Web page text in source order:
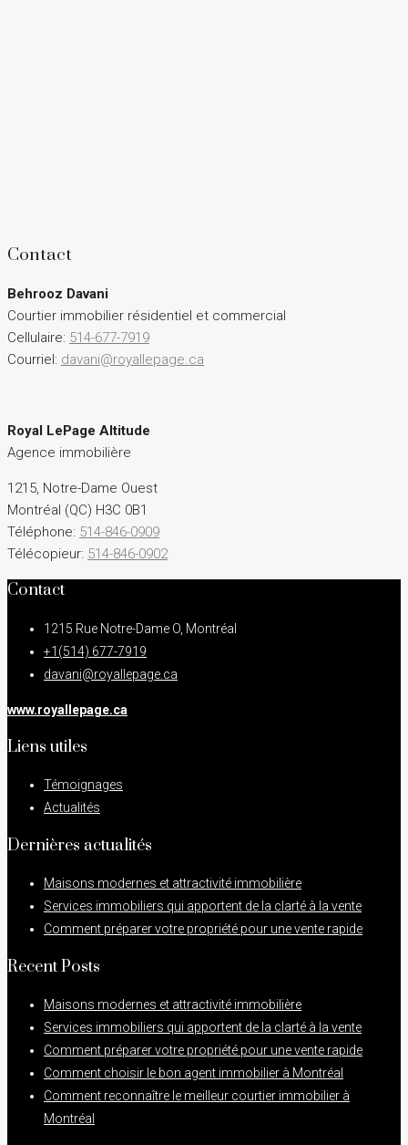
Contact
Behrooz Davani
Courtier immobilier résidentiel et commercial
Cellulaire: 514-677-7919
Courriel: davani@royallepage.ca
Royal LePage Altitude
Agence immobilière
1215, Notre-Dame Ouest
Montréal (QC) H3C 0B1
Téléphone: 514-846-0909
Télécopieur: 514-846-0902
Contact
1215 Rue Notre-Dame O, Montréal
+1(514) 677-7919
davani@royallepage.ca
www.royallepage.ca
Liens utiles
Témoignages
Actualités
Dernières actualités
Maisons modernes et attractivité immobilière
Services immobiliers qui apportent de la clarté à la vente
Comment préparer votre propriété pour une vente rapide
Recent Posts
Maisons modernes et attractivité immobilière
Services immobiliers qui apportent de la clarté à la vente
Comment préparer votre propriété pour une vente rapide
Comment choisir le bon agent immobilier à Montréal
Comment reconnaître le meilleur courtier immobilier à
Montréal